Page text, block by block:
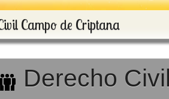
Campo de Criptana
Derecho